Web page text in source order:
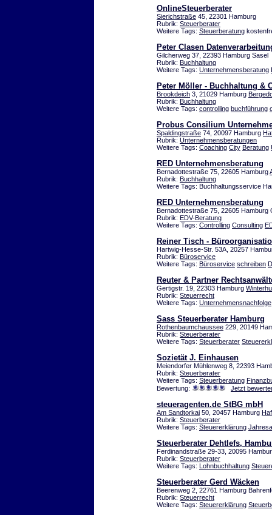
OnlineSteuerberater
Sierichstraße 45, 22301 Hamburg
Rubrik: Steuerberater
Weitere Tags: Steuerberatung
Peter Clasen
Gilcherweg 37, 22393 Hamburg Sasel
Rubrik: Buchhaltung
Weitere Tags: Unternehmensberatung
Peter Möller - Buchhaltung &
Brookdeich 3, 21029 Hamburg
Rubrik: Buchhaltung
Weitere Tags: controlling buchführung
Probus Consilium
Spaldingstraße 74, 20097 Hamburg
Rubrik: Unternehmensberatungen
Weitere Tags: Coaching City Beratung
RED Unternehmensberatung
Bernadottestraße 75, 22605 Hamburg
Rubrik: Buchhaltung
Weitere Tags: Buchhaltungsservice
RED Unternehmensberatung
Bernadottestraße 75, 22605 Hamburg
Rubrik: EDV-Beratung
Weitere Tags: Controlling Consulting
Reiner Tisch -
Hartwig-Hesse-Str. 53A, 20257
Rubrik: Büroservice
Weitere Tags: Büroservice schreiben
Reuter & Partner
Gertigstr. 19, 22303 Hamburg
Rubrik: Steuerrecht
Weitere Tags: Unternehmensnachfolge
Sass Steuerberater Hamburg
Rothenbaumchaussee 229, 20149
Rubrik: Steuerberater
Weitere Tags: Steuerberater
Sozietät J. Einhausen
Meiendorfer Mühlenweg 8, 22393
Rubrik: Steuerberater
Weitere Tags: Steuerberatung
Bewertung:
Jetzt
steueragenten.de StBG mbH
Am Sandtorkai 50, 20457 Hamburg
Rubrik: Steuerberater
Weitere Tags: Steuererklärung
Steuerberater Dehtlefs,
Ferdinandstraße 29-33, 20095
Rubrik: Steuerberater
Weitere Tags: Lohnbuchhaltung
Steuerberater Gerd Wäcken
Beerenweg 2, 22761 Hamburg
Rubrik: Steuerrecht
Weitere Tags: Steuererklärung